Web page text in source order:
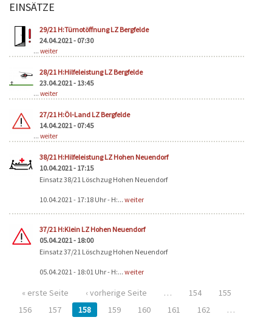
EINSÄTZE
29/21 H:Türnotöffnung LZ Bergfelde
24.04.2021 - 07:30
... weiter
28/21 H:Hilfeleistung LZ Bergfelde
23.04.2021 - 13:45
... weiter
27/21 H:Öl-Land LZ Bergfelde
14.04.2021 - 07:45
... weiter
38/21 H:Hilfeleistung LZ Hohen Neuendorf
10.04.2021 - 17:15
Einsatz 38/21 Löschzug Hohen Neuendorf
10.04.2021 - 17:18 Uhr - H:... weiter
37/21 H:Klein LZ Hohen Neuendorf
05.04.2021 - 18:00
Einsatz 37/21 Löschzug Hohen Neuendorf
05.04.2021 - 18:01 Uhr - H:... weiter
Seiten
« erste Seite ‹ vorherige Seite … 154
155
156
157 158 159 160 161 162
…